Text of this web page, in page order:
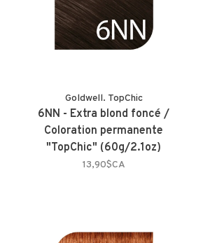
Goldwell. TopChic
6NN - Extra blond foncé /
Coloration permanente
"TopChic" (60g/2.1oz)
13,90$CA